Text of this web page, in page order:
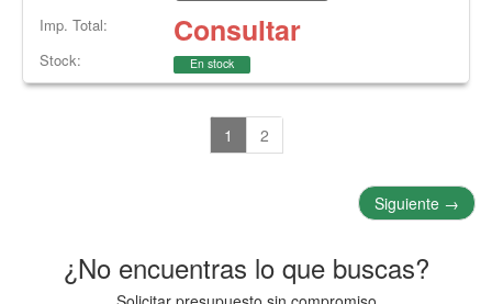
Imp. Total: Consultar
Stock: En stock
1 2
Siguiente →
¿No encuentras lo que buscas?